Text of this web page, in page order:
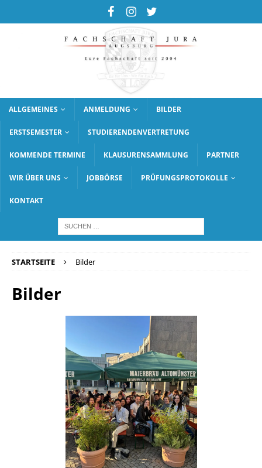
ALLGEMEINES ANMELDUNG BILDER
ERSTSEMESTER STUDIERENDENVERTRETUNG
KOMMENDE TERMINE KLAUSURENSAMMLUNG PARTNER
WIR ÜBER UNS JOBBÖRSE PRÜFUNGSPROTOKOLLE
KONTAKT
STARTSEITE Bilder
Bilder